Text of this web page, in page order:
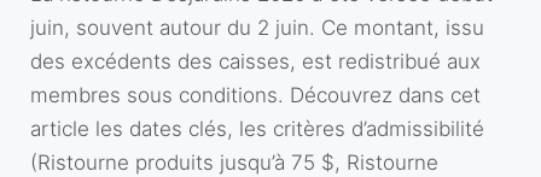
juin, souvent autour du 2 juin. Ce montant, issu
des excédents des caisses, est redistribué aux
membres sous conditions. Découvrez dans cet
article les dates clés, les critères d’admissibilité
(Ristourne produits jusqu’à 75 $, Ristourne